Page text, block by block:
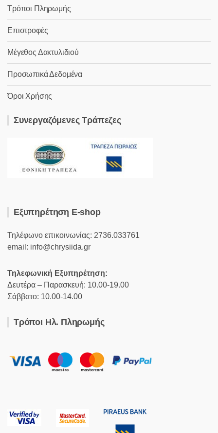
Τρόποι Πληρωμής
Επιστροφές
Μέγεθος Δακτυλιδιού
Προσωπικά Δεδομένα
Όροι Χρήσης
Συνεργαζόμενες Τράπεζες
Εξυπηρέτηση E-shop
Τηλέφωνο επικοινωνίας: 2736.033761
email: info@chrysiida.gr
Τηλεφωνική Εξυπηρέτηση:
Δευτέρα – Παρασκευή: 10.00-19.00
Σάββατο: 10.00-14.00
Τρόποι Ηλ. Πληρωμής